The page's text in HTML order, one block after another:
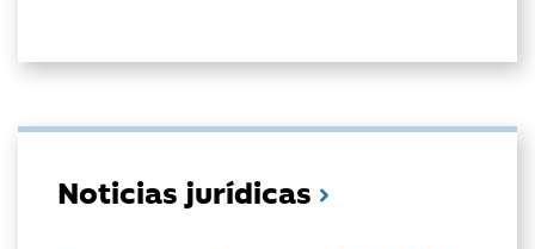
Noticias jurídicas